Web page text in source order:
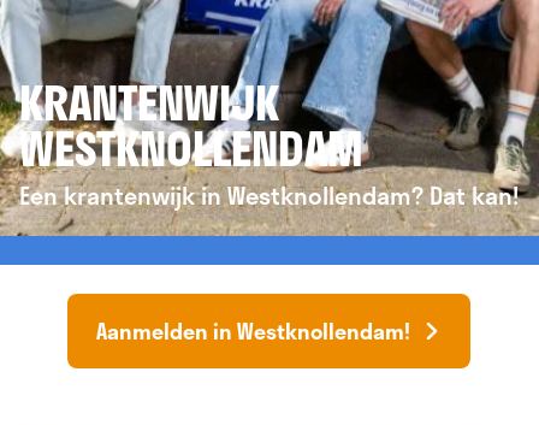
KRANTENWIJK
WESTKNOLLENDAM
Een krantenwijk in Westknollendam? Dat kan!
Aanmelden in Westknollendam!